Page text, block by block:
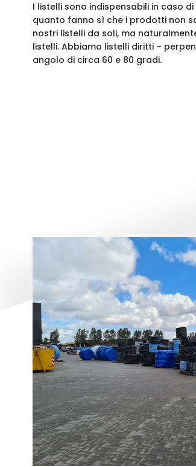
I listelli sono indispensabili in caso
quanto fanno sì che i prodotti non
nostri listelli da soli, ma
listelli. Abbiamo listelli diritti –
angolo di circa 60 e 80 gradi.